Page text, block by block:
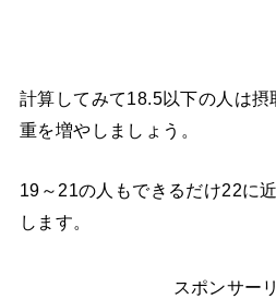
計算してみて18.5以下の人は
重を増やしましょう。
19～21の人もできるだけ22に
します。
スポンサー